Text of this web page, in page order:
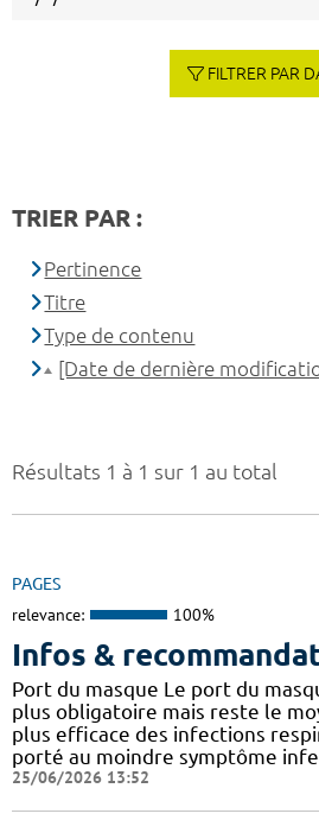
Résultats 1 à 1 sur 1 au total
PAGES
relevance: 100%
Infos &
Port du masque Le port du
plus obligatoire mais reste le
plus efficace des infections
porté au moindre symptôme
25/06/2026 13:52
FILTRER PAR
TRIER PAR :
Pertinence
Titre
Type de contenu
[Date de dernière